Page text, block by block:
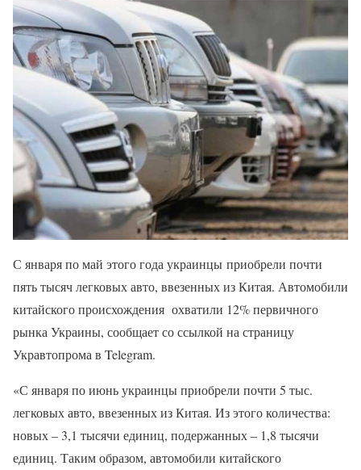
С января по май этого года украинцы приобрели почти
пять тысяч легковых авто, ввезенных из Китая. Автомобили
китайского происхождения охватили 12% первичного
рынка Украины, сообщает со ссылкой на страницу
Укравтопрома в Telegram.
«С января по июнь украинцы приобрели почти 5 тыс.
легковых авто, ввезенных из Китая. Из этого количества:
новых – 3,1 тысячи единиц, подержанных – 1,8 тысячи
единиц. Таким образом, автомобили китайского